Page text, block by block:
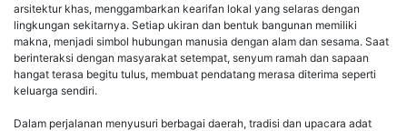
arsitektur khas, menggambarkan kearifan lokal yang selaras dengan
lingkungan sekitarnya. Setiap ukiran dan bentuk bangunan memiliki
makna, menjadi simbol hubungan manusia dengan alam dan sesama. Saat
berinteraksi dengan masyarakat setempat, senyum ramah dan sapaan
hangat terasa begitu tulus, membuat pendatang merasa diterima seperti
keluarga sendiri.
Dalam perjalanan menyusuri berbagai daerah, tradisi dan upacara adat